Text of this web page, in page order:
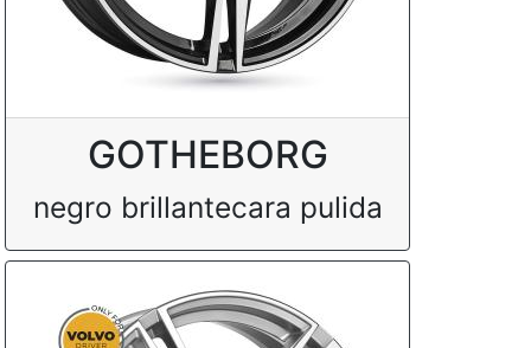
GOTHEBORG
negro brillantecara pulida